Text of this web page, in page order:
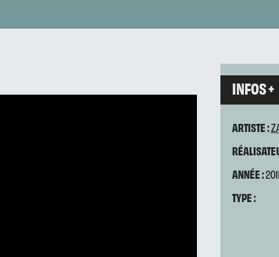
INFOS +
ARTISTE :
ANNÉE :
TYPE :